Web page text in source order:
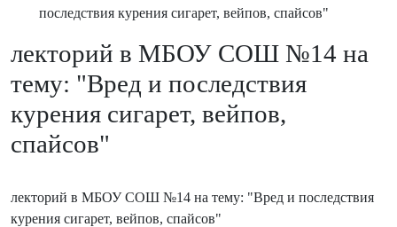
последствия курения сигарет, вейпов, спайсов"
лекторий в МБОУ СОШ №14 на
тему: "Вред и последствия
курения сигарет, вейпов,
спайсов"
лекторий в МБОУ СОШ №14 на тему: "Вред и последствия
курения сигарет, вейпов, спайсов"